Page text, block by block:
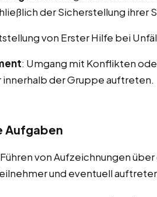
der Sicherstellung ihrer
von Erster Hilfe bei
: Umgang mit Konflikten
innerhalb der Gruppe auftreten.
Aufgaben
von Aufzeichnungen
und eventuell